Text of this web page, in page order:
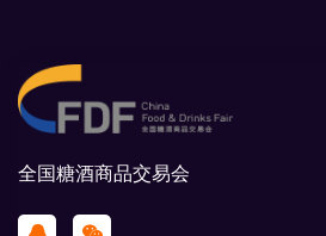
全国糖酒商品交易会